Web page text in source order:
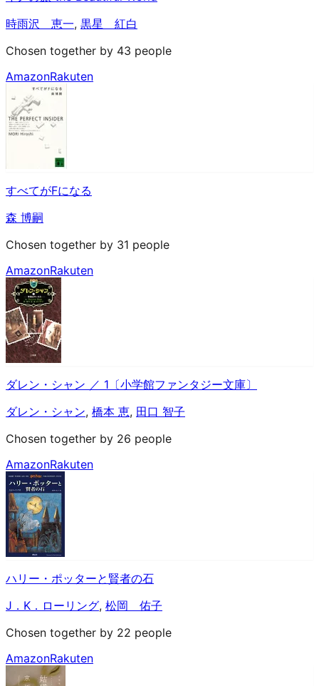
時雨沢 恵一, 黒星 紅白
Chosen together by 43 people
AmazonRakuten
すべてがFになる
森 博嗣
Chosen together by 31 people
AmazonRakuten
ダレン・シャン ／ 1〔小学館ファンタジー文庫〕
ダレン・シャン, 橋本 恵, 田口 智子
Chosen together by 26 people
AmazonRakuten
ハリー・ポッターと賢者の石
J．K．ローリング, 松岡 佑子
Chosen together by 22 people
AmazonRakuten